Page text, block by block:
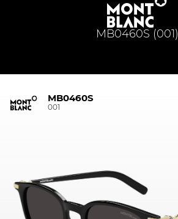
MB0460S (001)
MB0460S
001